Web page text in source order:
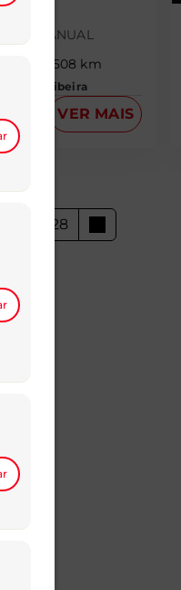
ZEN MANUAL
40.508 km
- Imbiribeira
VER MAIS
28